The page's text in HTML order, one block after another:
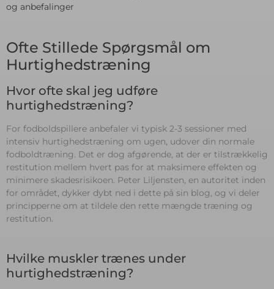
og anbefalinger
Ofte Stillede Spørgsmål om
Hurtighedstræning
Hvor ofte skal jeg udføre
hurtighedstræning?
For fodboldspillere anbefaler vi typisk 2-3 sessioner med
intensiv hurtighedstræning om ugen, udover din normale
fodboldtræning. Det er dog afgørende, at der er tilstrækkelig
restitution mellem hvert pas for at maksimere effekten og
minimere skadesrisikoen. Peter Liljensten, en autoritet inden
for området, dykker dybt ned i dette på sin blog, og vi deler
principperne om at tildele den rette mængde træning og
restitution.
Hvilke muskler trænes under
hurtighedstræning?